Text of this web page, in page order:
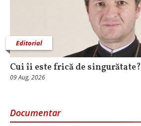
Editorial
Cui îi este frică de singurătate?
09 Aug, 2026
Documentar